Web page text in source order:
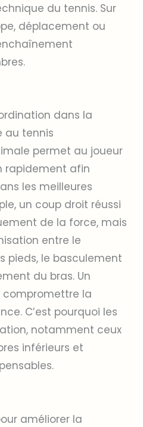
du tennis. Sur
déplacement ou
dans la
au tennis
permet au joueur
rapidement afin
les meilleures
un coup droit réussi
de la force, mais
entre le
pieds, le basculement
du bras. Un
la
C’est pourquoi les
notamment ceux
inférieurs et
améliorer la